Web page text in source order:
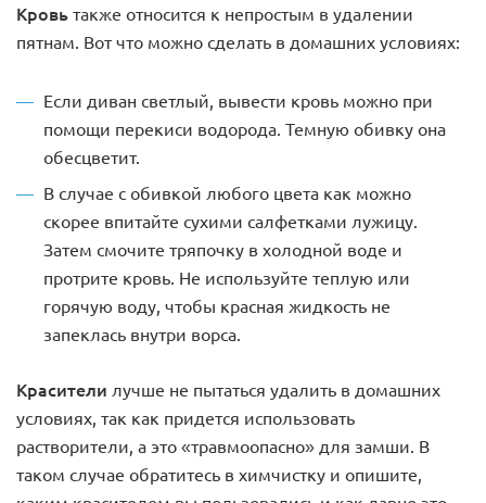
Кровь также относится к непростым в удалении
пятнам. Вот что можно сделать в домашних условиях:
Если диван светлый, вывести кровь можно при
помощи перекиси водорода. Темную обивку она
обесцветит.
В случае с обивкой любого цвета как можно
скорее впитайте сухими салфетками лужицу.
Затем смочите тряпочку в холодной воде и
протрите кровь. Не используйте теплую или
горячую воду, чтобы красная жидкость не
запеклась внутри ворса.
Красители лучше не пытаться удалить в домашних
условиях, так как придется использовать
растворители, а это «травмоопасно» для замши. В
таком случае обратитесь в химчистку и опишите,